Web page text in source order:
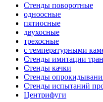
Стенды поворотные
одноосные
пятиосные
двухосные
трехосные
с температурными
Стенды имитации
Стенды качки
Стенды
Стенды испытаний
Центрифуги